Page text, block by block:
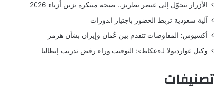
الأزرار تتحوّل إلى عنصر تطريز.. صيحة مبتكرة تزين أزياء 2026
آلية سعودية تربط الحضور باجتياز الدورات
أكسيوس: المفاوضات تتقدم بين عُمان وإيران بشأن هرمز
وكيل غوارديولا لـ«عكاظ»: التوقيت وراء رفض تدريب إيطاليا
تصنيفات